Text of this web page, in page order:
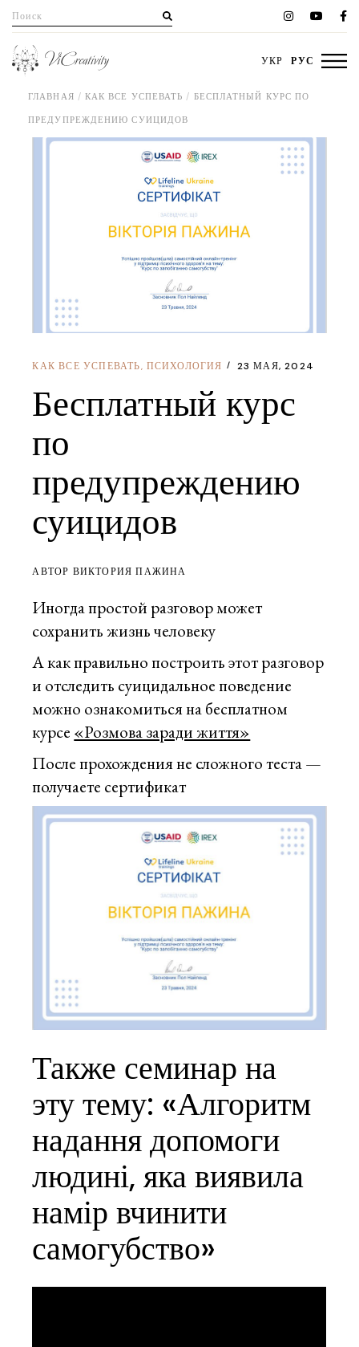
Перейти
содержанию
УКР РУС
Поиск
для:
ГЛАВНАЯ КАК ВСЕ УСПЕВАТЬ БЕСПЛАТНЫЙ КУРС ПО
ПРЕДУПРЕЖДЕНИЮ СУИЦИДОВ
КАК ВСЕ УСПЕВАТЬ, ПСИХОЛОГИЯ 23 МАЯ, 2024
Бесплатный курс
по
предупреждению
суицидов
АВТОР ВИКТОРИЯ ПАЖИНА
Иногда простой разговор может
сохранить жизнь человеку
А как правильно построить этот разговор
и отследить суицидальное поведение
можно ознакомиться на бесплатном
курсе «Розмова заради життя»
После прохождения не сложного теста —
получаете сертификат
Также семинар на
эту тему: «Алгоритм
надання допомоги
людині, яка виявила
намір вчинити
самогубство»